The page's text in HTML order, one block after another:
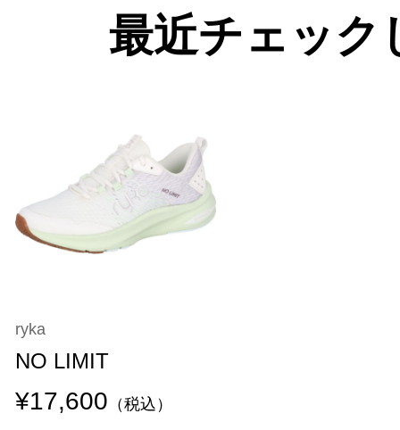
最近チェック
ryka
NO LIMIT
¥17,600 （税込）